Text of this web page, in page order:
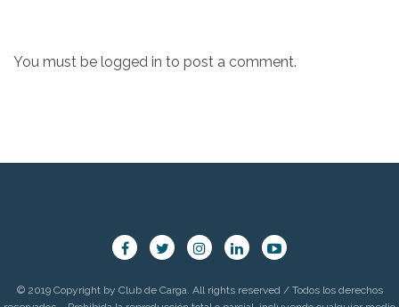
You must be logged in to post a comment.
© 2019 Copyright by Club de Carga. All rights reserved / Todos los derechos